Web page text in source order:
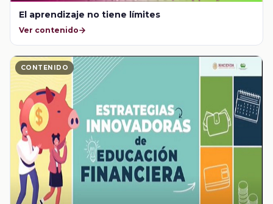
El aprendizaje no tiene límites
Ver contenido
CONTENIDO